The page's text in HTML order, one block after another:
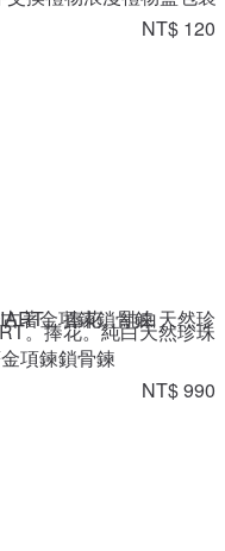
NT$ 120
。捧花。純白天然珍珠
項鍊鎖骨鍊
NT$ 990